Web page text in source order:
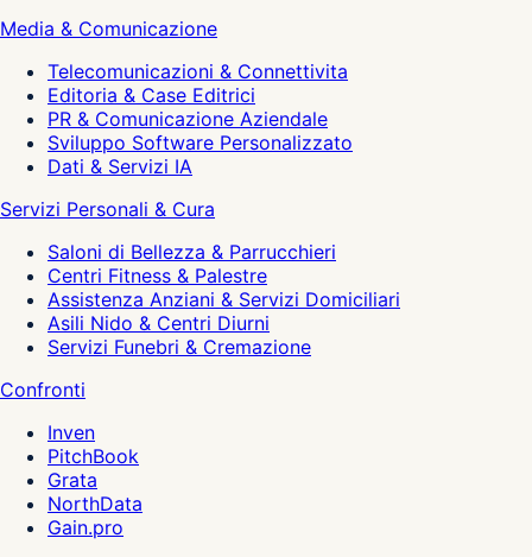
Media & Comunicazione
Telecomunicazioni & Connettivita
Editoria & Case Editrici
PR & Comunicazione Aziendale
Sviluppo Software Personalizzato
Dati & Servizi IA
Servizi Personali & Cura
Saloni di Bellezza & Parrucchieri
Centri Fitness & Palestre
Assistenza Anziani & Servizi Domiciliari
Asili Nido & Centri Diurni
Servizi Funebri & Cremazione
Confronti
Inven
PitchBook
Grata
NorthData
Gain.pro